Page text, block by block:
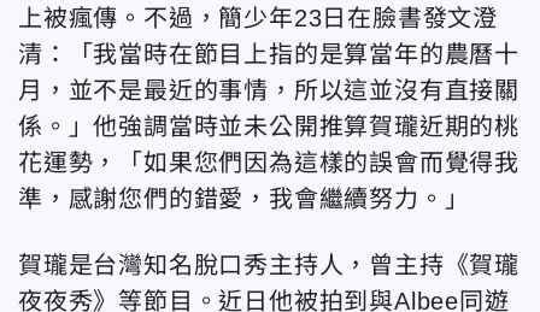
上被瘋傳。不過，簡少年23日在臉書發文澄
清：「我當時在節目上指的是算當年的農曆十
月，並不是最近的事情，所以這並沒有直接關
係。」他強調當時並未公開推算賀瓏近期的桃
花運勢，「如果您們因為這樣的誤會而覺得我
準，感謝您們的錯愛，我會繼續努力。」
賀瓏是台灣知名脫口秀主持人，曾主持《賀瓏
夜夜秀》等節目。近日他被拍到與Albee同遊